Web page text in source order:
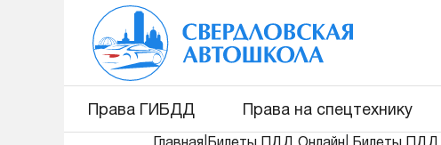
Права ГИБДД Права на спецтехнику